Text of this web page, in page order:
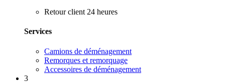
Retour client 24 heures
Services
Camions de déménagement
Remorques et remorquage
Accessoires de déménagement
3